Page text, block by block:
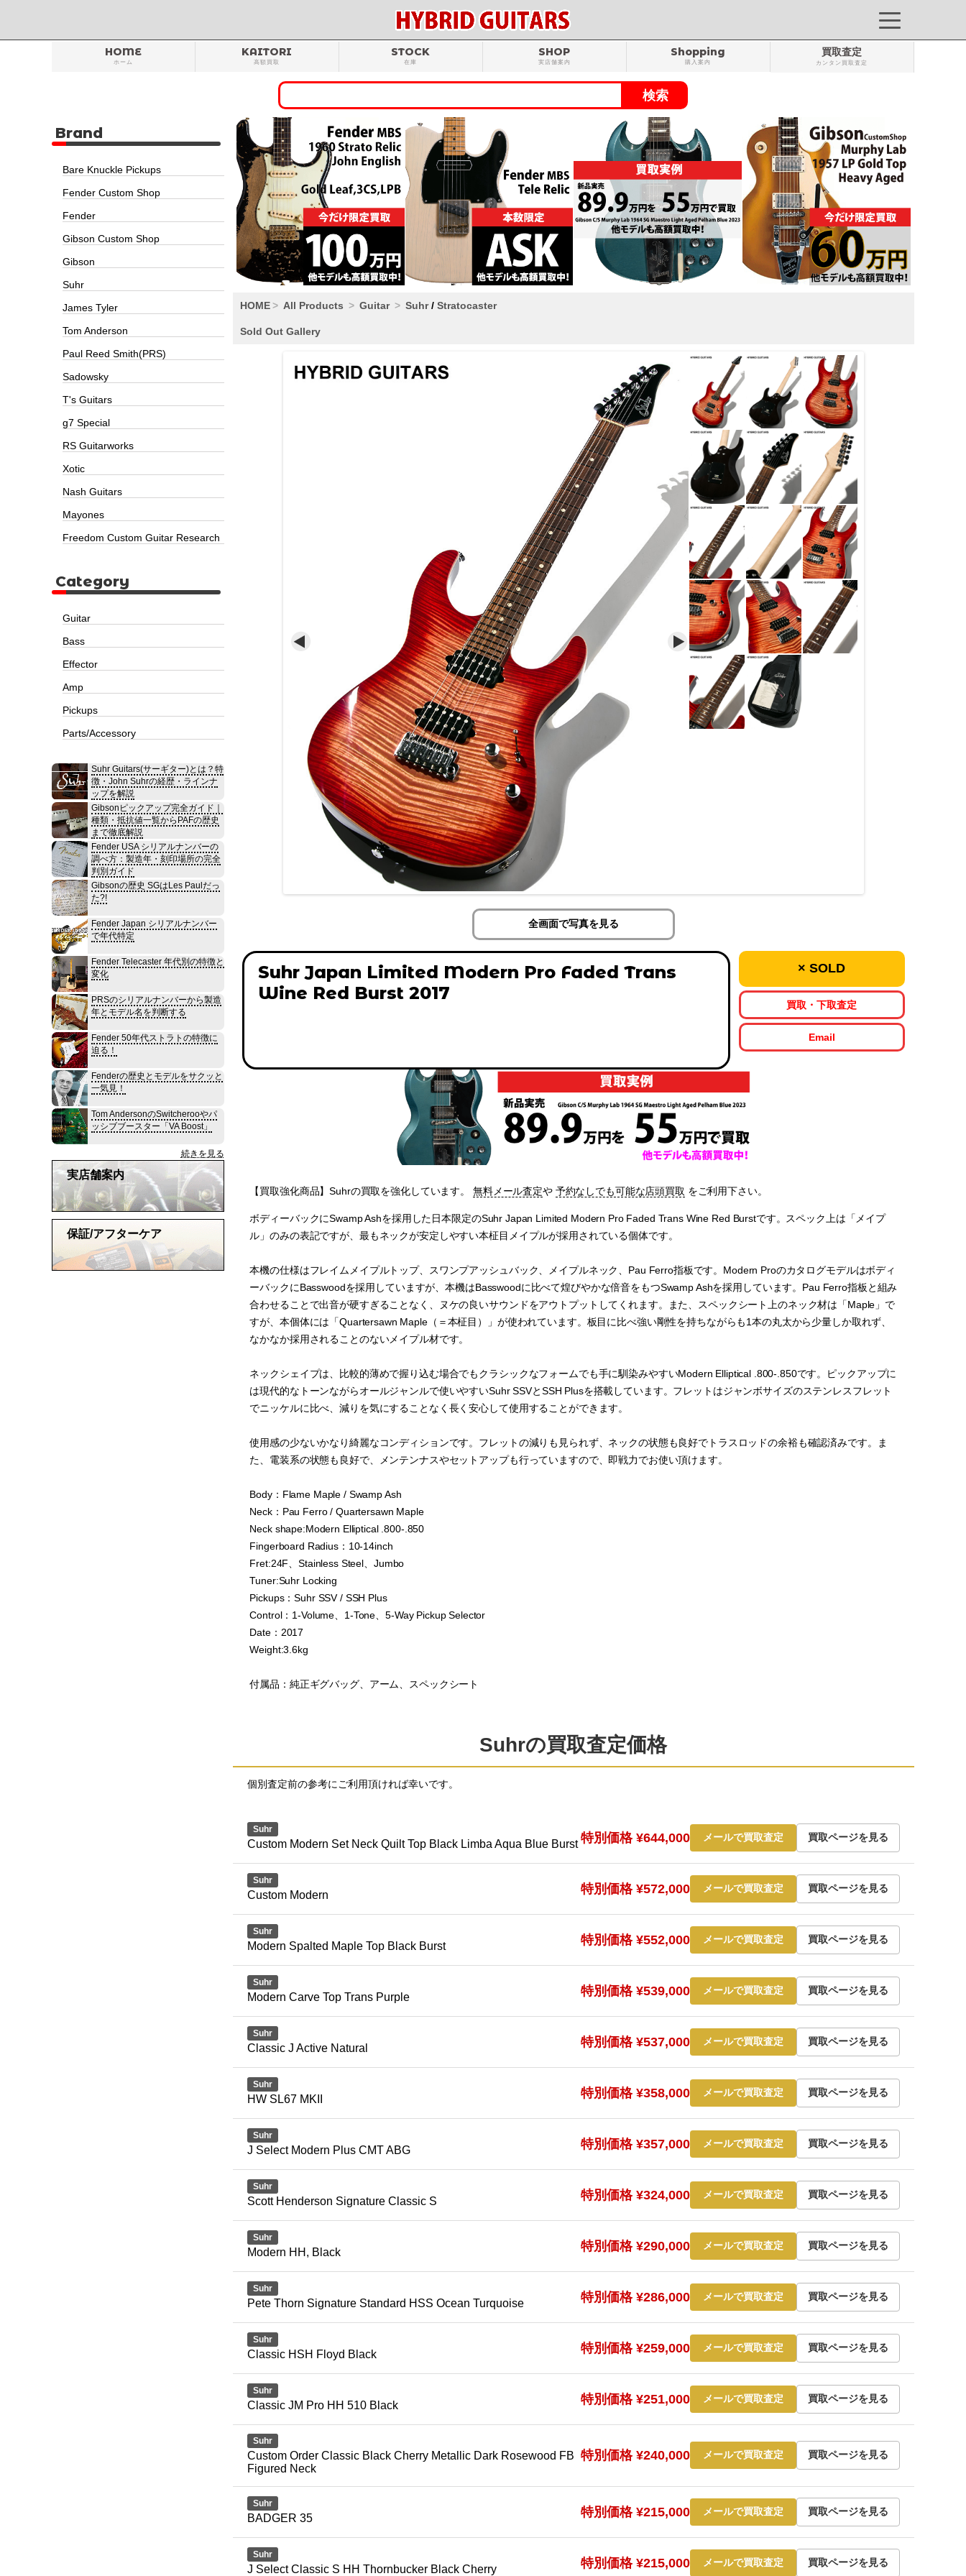
HOME
ホーム
KAITORI
高額買取
STOCK
在庫
SHOP
実店舗案内
Shopping
購入案内
買取査定
カンタン買取査定
HOME All Products Guitar Suhr / Stratocaster
Sold Out Gallery
全画面で写真を見る
Suhr Japan Limited Modern Pro Faded Trans
Wine Red Burst 2017
× SOLD
買取・下取査定
Email
【買取強化商品】Suhrの買取を強化しています。 無料メール査定や 予約なしでも可能な店頭買取 をご利用下さい。
ボディーバックにSwamp Ashを採用した日本限定のSuhr Japan Limited Modern Pro Faded Trans Wine Red Burstです。スペック上は「メイプ
ル」のみの表記ですが、最もネックが安定しやすい本柾目メイプルが採用されている個体です。
本機の仕様はフレイムメイプルトップ、スワンプアッシュバック、メイプルネック、Pau Ferro指板です。Modern Proのカタログモデルはボディ
ーバックにBasswoodを採用していますが、本機はBasswoodに比べて煌びやかな倍音をもつSwamp Ashを採用しています。Pau Ferro指板と組み
合わせることで出音が硬すぎることなく、ヌケの良いサウンドをアウトプットしてくれます。また、スペックシート上のネック材は「Maple」で
すが、本個体には「Quartersawn Maple（＝本柾目）」が使われています。板目に比べ強い剛性を持ちながらも1本の丸太から少量しか取れず、
なかなか採用されることのないメイプル材です。
ネックシェイプは、比較的薄めで握り込む場合でもクラシックなフォームでも手に馴染みやすいModern Elliptical .800-.850です。ピックアップに
は現代的なトーンながらオールジャンルで使いやすいSuhr SSVとSSH Plusを搭載しています。フレットはジャンボサイズのステンレスフレット
でニッケルに比べ、減りを気にすることなく長く安心して使用することができます。
使用感の少ないかなり綺麗なコンディションです。フレットの減りも見られず、ネックの状態も良好でトラスロッドの余裕も確認済みです。ま
た、電装系の状態も良好で、メンテンナスやセットアップも行っていますので、即戦力でお使い頂けます。
Body：Flame Maple / Swamp Ash
Neck：Pau Ferro / Quartersawn Maple
Neck shape:Modern Elliptical .800-.850
Fingerboard Radius：10-14inch
Fret:24F、Stainless Steel、Jumbo
Tuner:Suhr Locking
Pickups：Suhr SSV / SSH Plus
Control：1-Volume、1-Tone、5-Way Pickup Selector
Date：2017
Weight:3.6kg
付属品：純正ギグバッグ、アーム、スペックシート
Suhrの買取査定価格
個別査定前の参考にご利用頂ければ幸いです。
Suhr
Custom Modern Set Neck Quilt Top Black Limba Aqua Blue Burst 特別価格 ¥644,000 メールで買取査定 買取ページを見る
Suhr
Custom Modern 特別価格 ¥572,000 メールで買取査定 買取ページを見る
Suhr
Modern Spalted Maple Top Black Burst 特別価格 ¥552,000 メールで買取査定 買取ページを見る
Suhr
Modern Carve Top Trans Purple 特別価格 ¥539,000 メールで買取査定 買取ページを見る
Suhr
Classic J Active Natural 特別価格 ¥537,000 メールで買取査定 買取ページを見る
Suhr
HW SL67 MKII 特別価格 ¥358,000 メールで買取査定 買取ページを見る
Suhr
J Select Modern Plus CMT ABG 特別価格 ¥357,000 メールで買取査定 買取ページを見る
Suhr
Scott Henderson Signature Classic S 特別価格 ¥324,000 メールで買取査定 買取ページを見る
Suhr
Modern HH, Black 特別価格 ¥290,000 メールで買取査定 買取ページを見る
Suhr
Pete Thorn Signature Standard HSS Ocean Turquoise 特別価格 ¥286,000 メールで買取査定 買取ページを見る
Suhr
Classic HSH Floyd Black 特別価格 ¥259,000 メールで買取査定 買取ページを見る
Suhr
Classic JM Pro HH 510 Black 特別価格 ¥251,000 メールで買取査定 買取ページを見る
Suhr
Custom Order Classic Black Cherry Metallic Dark Rosewood FB
Figured Neck
特別価格 ¥240,000 メールで買取査定 買取ページを見る
Suhr
BADGER 35 特別価格 ¥215,000 メールで買取査定 買取ページを見る
Suhr
J Select Classic S HH Thornbucker Black Cherry 特別価格 ¥215,000 メールで買取査定 買取ページを見る
Brand
Bare Knuckle Pickups
Fender Custom Shop
Fender
Gibson Custom Shop
Gibson
Suhr
James Tyler
Tom Anderson
Paul Reed Smith(PRS)
Sadowsky
T's Guitars
g7 Special
RS Guitarworks
Xotic
Nash Guitars
Mayones
Freedom Custom Guitar Research
Category
Guitar
Bass
Effector
Amp
Pickups
Parts/Accessory
Suhr Guitars(サーギター)とは？特
徴・John Suhrの経歴・ラインナ
ップを解説
Gibsonピックアップ完全ガイド｜
種類・抵抗値一覧からPAFの歴史
まで徹底解説
Fender USA シリアルナンバーの
調べ方：製造年・刻印場所の完全
判別ガイド
Gibsonの歴史 SGはLes Paulだっ
た?!
Fender Japan シリアルナンバー
で年代特定
Fender Telecaster 年代別の特徴と
変化
PRSのシリアルナンバーから製造
年とモデル名を判断する
Fender 50年代ストラトの特徴に
迫る！
Fenderの歴史とモデルをサクッと
一気見！
Tom AndersonのSwitcherooやパ
ッシブブースター「VA Boost」
続きを見る
実店舗案内
保証/アフターケア